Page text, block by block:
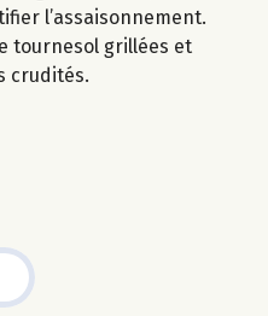
l’assaisonnement.
tournesol grillées et
crudités.